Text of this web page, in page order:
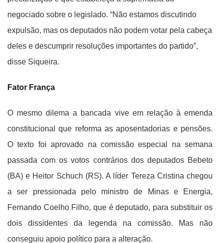
negociado sobre o legislado. “Não estamos discutindo
expulsão, mas os deputados não podem votar pela cabeça
deles e descumprir resoluções importantes do partido”,
disse Siqueira.
Fator França
O mesmo dilema a bancada vive em relação à emenda
constitucional que reforma as aposentadorias e pensões.
O texto foi aprovado na comissão especial na semana
passada com os votos contrários dos deputados Bebeto
(BA) e Heitor Schuch (RS). A líder Tereza Cristina chegou
a ser pressionada pelo ministro de Minas e Energia,
Fernando Coelho Filho, que é deputado, para substituir os
dois dissidentes da legenda na comissão. Mas não
conseguiu apoio político para a alteração.